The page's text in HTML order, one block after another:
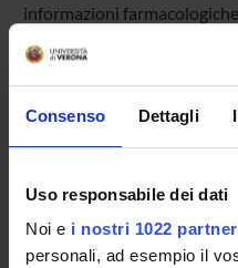
Consenso Dettagli
Uso responsabile dei dati
Noi e i nostri 1022 partner
personali, ad esempio il
informazioni
monitoraggio) e se ha
collegate all’uso di uno o più
2.1 Nel caso in cui il
sono comparse,
- consegnerà al cittadino la
reazioni avverse ai farmaci,
- spiegherà al cittadino